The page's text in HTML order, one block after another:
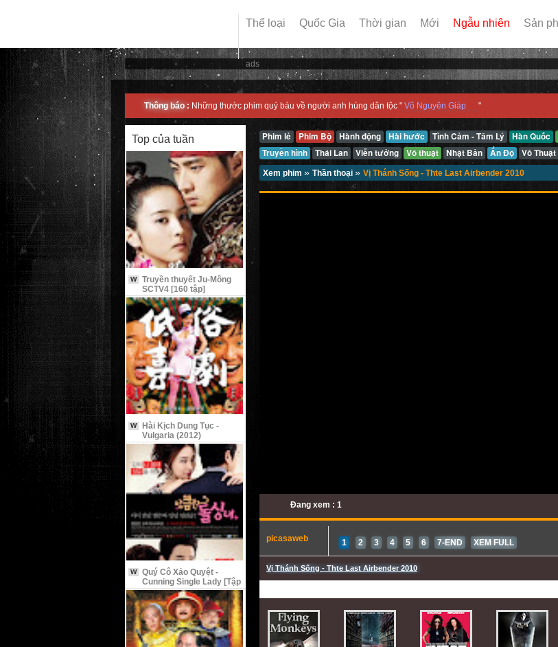
Thể loại Quốc Gia Thời gian Mới Ngẫu nhiên Sản
ads
Thông báo : Những thước phim quý báu về người anh hùng dân tộc " Võ Nguyên Giáp "
Top của tuần
W
Truyền thuyết Ju-Mông
SCTV4 [160 tập]
W
Hài Kịch Dung Tục -
Vulgaria (2012)
W
Quý Cô Xảo Quyệt -
Cunning Single Lady [Tập
9 Vietsub]
Phim lẻ Phim Bộ Hành động Hài hước Tình Cảm - Tâm Lý Hàn Quốc
Truyền hình
Thái Lan Viễn tưởng Võ thuật Nhật Bản Ấn Độ Võ
Xem phim » Thần thoại » Vị Thánh Sống - Thte Last Airbender 2010
Đang xem : 1
picasaweb 1 2 3 4 5 6 7-END XEM FULL
Vị Thánh Sống - Thte Last Airbender 2010